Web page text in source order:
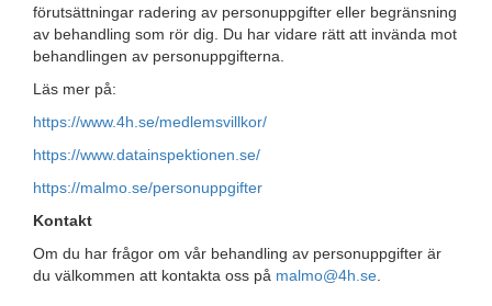
förutsättningar radering av personuppgifter eller begränsning
av behandling som rör dig. Du har vidare rätt att invända mot
behandlingen av personuppgifterna.
Läs mer på:
https://www.4h.se/medlemsvillkor/
https://www.datainspektionen.se/
https://malmo.se/personuppgifter
Kontakt
Om du har frågor om vår behandling av personuppgifter är
du välkommen att kontakta oss på malmo@4h.se